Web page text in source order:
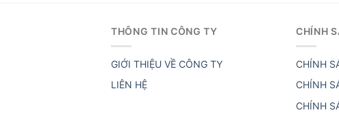
THÔNG TIN CÔNG TY
GIỚI THIỆU VỀ CÔNG TY
LIÊN HỆ
CHÍNH
CHÍNH
CHÍNH
CHÍNH